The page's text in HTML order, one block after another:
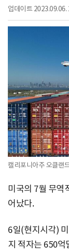
업데이트 2023.09.06.
캘리포니아주 오클랜
미국의 7월 무역
어났다.
6일(현지시각)
지 적자는 650